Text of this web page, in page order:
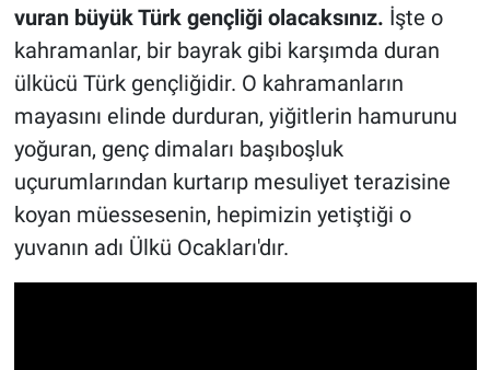
vuran büyük Türk gençliği olacaksınız. İşte o
kahramanlar, bir bayrak gibi karşımda duran
ülkücü Türk gençliğidir. O kahramanların
mayasını elinde durduran, yiğitlerin hamurunu
yoğuran, genç dimaları başıboşluk
uçurumlarından kurtarıp mesuliyet terazisine
koyan müessesenin, hepimizin yetiştiği o
yuvanın adı Ülkü Ocakları'dır.